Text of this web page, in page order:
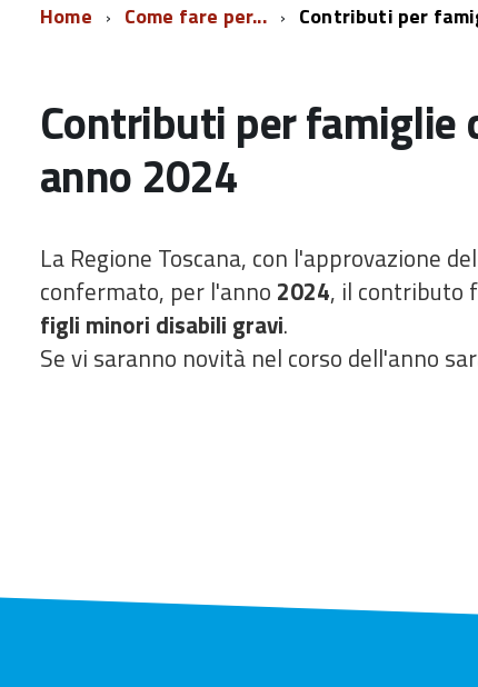
Home Come fare per... Contributi per
Contributi per
anno 2024
La Regione Toscana, con l'approvazione
confermato, per l'anno 2024, il contributo
figli minori disabili gravi.
Se vi saranno novità nel corso dell'anno